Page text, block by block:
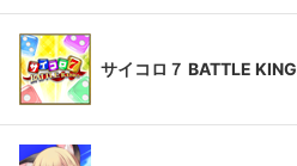
サイコロ７ BATTLE KING